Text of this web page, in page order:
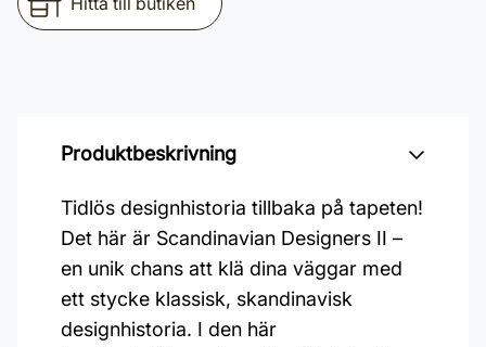
Produktbeskrivning
Tidlös designhistoria tillbaka på tapeten!
Det här är Scandinavian Designers II –
en unik chans att klä dina väggar med
ett stycke klassisk, skandinavisk
designhistoria. I den här